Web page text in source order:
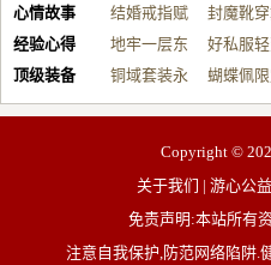
制…
戴…
心情故事
结婚戒指赋
能…
封魔靴
做…
经验心得
地牢一层东
用…
好私服
微…
顶级装备
铜域套装永
久…
蝴蝶佩
规…
Copyright ©
关于我们 | 游心公
免责声明:本站所有
注意自我保护,防范网络陷阱.